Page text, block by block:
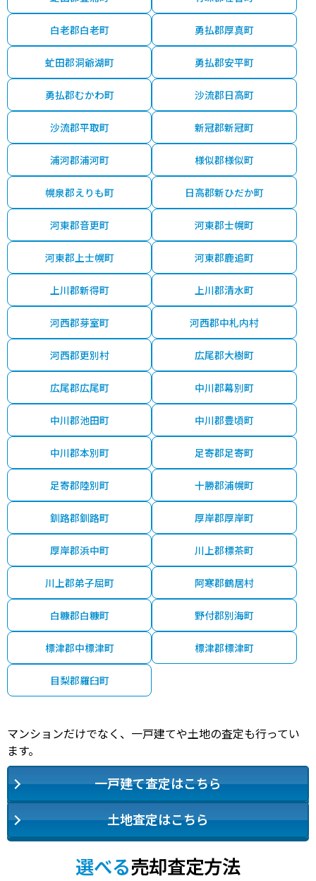
白老郡白老町 勇払郡厚真町
虻田郡洞爺湖町 勇払郡安平町
勇払郡むかわ町 沙流郡日高町
沙流郡平取町 新冠郡新冠町
浦河郡浦河町 様似郡様似町
幌泉郡えりも町 日高郡新ひだか町
河東郡音更町 河東郡士幌町
河東郡上士幌町 河東郡鹿追町
上川郡新得町 上川郡清水町
河西郡芽室町 河西郡中札内村
河西郡更別村 広尾郡大樹町
広尾郡広尾町 中川郡幕別町
中川郡池田町 中川郡豊頃町
中川郡本別町 足寄郡足寄町
足寄郡陸別町 十勝郡浦幌町
釧路郡釧路町 厚岸郡厚岸町
厚岸郡浜中町 川上郡標茶町
川上郡弟子屈町 阿寒郡鶴居村
白糠郡白糠町 野付郡別海町
標津郡中標津町 標津郡標津町
目梨郡羅臼町
マンションだけでなく、一戸建てや土地の査定も行ってい
ます。
一戸建て査定はこちら
土地査定はこちら
選べる売却査定方法